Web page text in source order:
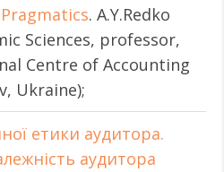
. A.Y.Redko
Sciences, professor,
Centre of Accounting
Ukraine);
етики аудитора.
аудитора